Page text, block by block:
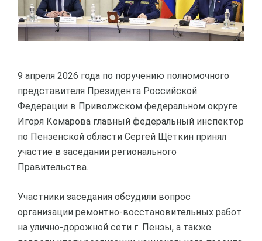
9 апреля 2026 года по поручению полномочного
представителя Президента Российской
Федерации в Приволжском федеральном округе
Игоря Комарова главный федеральный инспектор
по Пензенской области Сергей Щёткин принял
участие в заседании регионального
Правительства.
Участники заседания обсудили вопрос
организации ремонтно-восстановительных работ
на улично-дорожной сети г. Пензы, а также